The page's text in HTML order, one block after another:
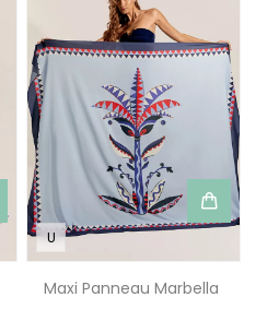
U
Maxi Panneau Marbella